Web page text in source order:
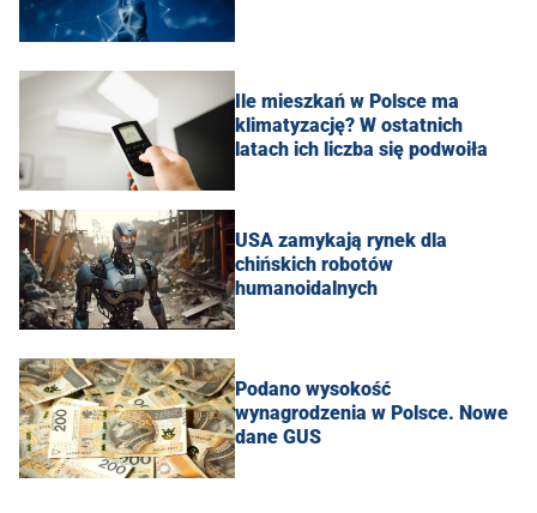
Ile mieszkań w Polsce ma
klimatyzację? W ostatnich
latach ich liczba się podwoiła
USA zamykają rynek dla
chińskich robotów
humanoidalnych
Podano wysokość
wynagrodzenia w Polsce. Nowe
dane GUS